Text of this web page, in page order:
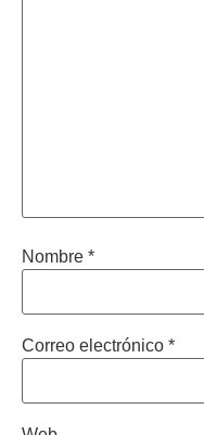
Nombre *
Correo electrónico *